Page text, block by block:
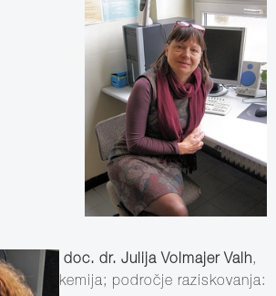
doc. dr. Julija Volmajer Valh,
kemija; področje raziskovanja: